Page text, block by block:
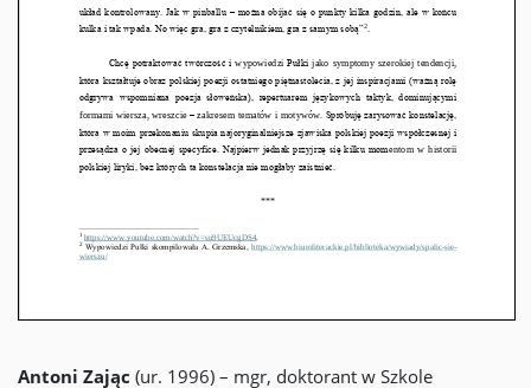
Antoni Zając (ur. 1996) – mgr, doktorant w Szkole